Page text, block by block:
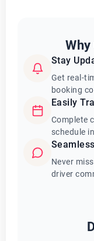
Why
Stay
Get real-
booking
Easily
Complete
schedule
Never
driver